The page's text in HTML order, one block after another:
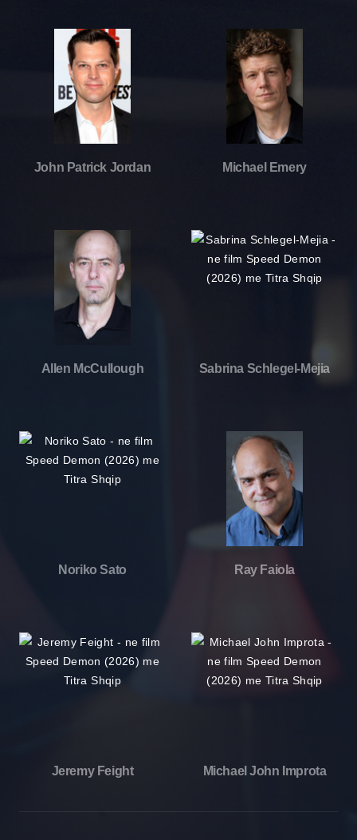
John Patrick Jordan Michael Emery
Allen McCullough Sabrina Schlegel-Mejia
Noriko Sato Ray Faiola
Jeremy Feight Michael John Improta